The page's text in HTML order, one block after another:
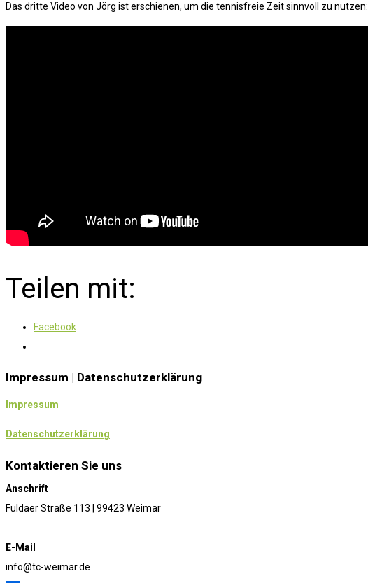
Das dritte Video von Jörg ist erschienen, um die tennisfreie Zeit sinnvoll zu nutzen:
Teilen mit:
Facebook
Impressum | Datenschutzerklärung
Impressum
Datenschutzerklärung
Kontaktieren Sie uns
Anschrift
Fuldaer Straße 113 | 99423 Weimar
E-Mail
info@tc-weimar.de